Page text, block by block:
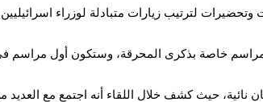
لترتيب زيارات متبادلة لوزراء
مراسم خاصة بذكرى المحرقة، وستكون أول مراسم
حيث كشف خلال اللقاء أنه اجتمع مع العديد